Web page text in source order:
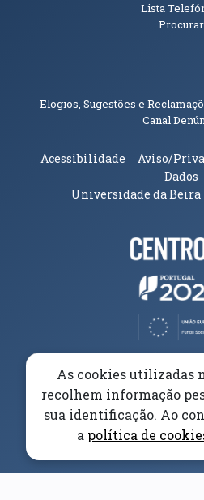
Lista
Procurar
Elogios, Sugestões e
Canal
Acessibilidade Aviso/
Dados
Universidade da
Parceiros e
As cookies utilizadas
recolhem informação
sua identificação. Ao
a política de